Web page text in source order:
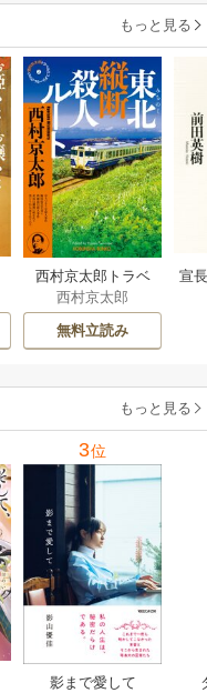
もっと見る
西村京太郎トラベ
ルミステリー・セ
レクション 2巻
西村京太郎
無料立読み
宣
もっと見る
3位
影まで愛して